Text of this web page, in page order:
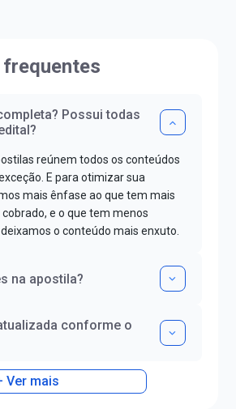
Possui todas
reúnem todos os conteúdos
E para otimizar sua
mais ênfase ao que tem mais
e o que tem menos
o conteúdo mais enxuto.
na apostila?
conforme o
Ver mais